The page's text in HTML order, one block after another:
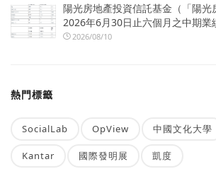
陽光房地產投資信託基金（「陽光
2026年6月30日止六個月之中期業
2026/08/10
熱門標籤
SocialLab OpView 中國文化大學
Kantar 國際發明展 凱度